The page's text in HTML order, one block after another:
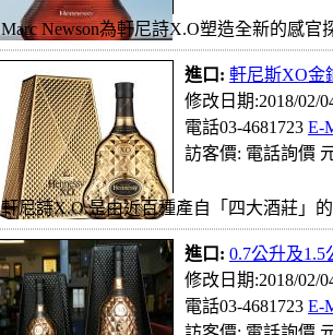
Marc Newson為軒尼詩X.O塑造全新的感
進口: 軒尼斯XO金
修改日期:2018/02/
電話03-4681723 E-
訪客價: 電話詢價
軒尼詩X.O.是由近百種產自「四大酒莊」
進口: 0.7公升及
修改日期:2018/02/
電話03-4681723 E-